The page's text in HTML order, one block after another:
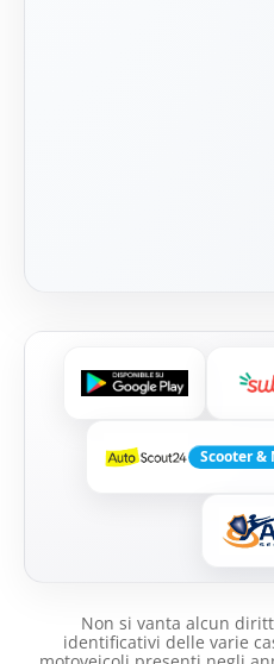
Scooter &
Non si vanta alcun
identificativi delle varie